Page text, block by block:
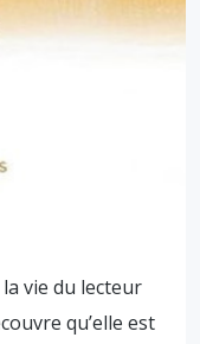
vie du lecteur
qu’elle est